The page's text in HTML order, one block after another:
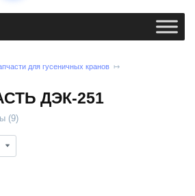
для гусеничных кранов
ДЭК-251
(9)